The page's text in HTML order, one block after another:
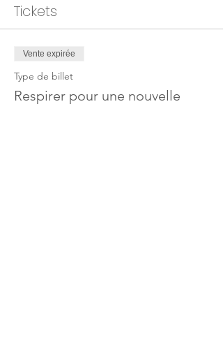
Tickets
Vente expirée
Type de billet
Respirer pour une nouvelle